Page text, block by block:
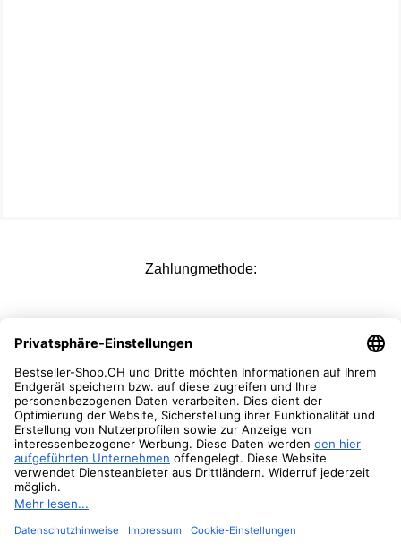
Zahlungmethode:
Versandoptionen:
Folgen Sie Uns:
© 2026 Bestseller-Shop.CH - Alle Rechte vorbehalten